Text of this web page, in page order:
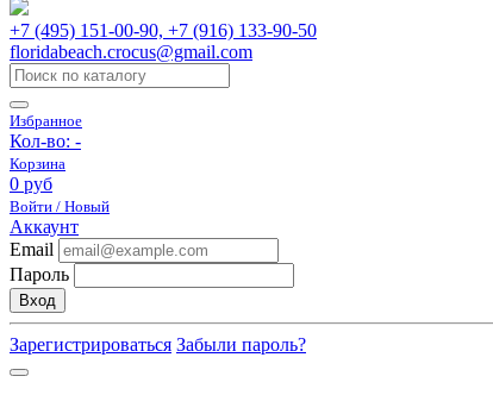
+7 (495) 151-00-90, +7 (916) 133-90-50
floridabeach.crocus@gmail.com
Избранное
Кол-во: -
Корзина
0 руб
Войти / Новый
Аккаунт
Email
Пароль
Вход
Зарегистрироваться Забыли пароль?